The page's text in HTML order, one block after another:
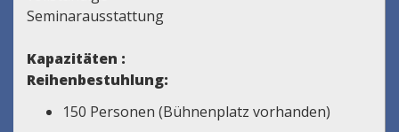
Seminarausstattung
Kapazitäten :
Reihenbestuhlung:
150 Personen (Bühnenplatz vorhanden)